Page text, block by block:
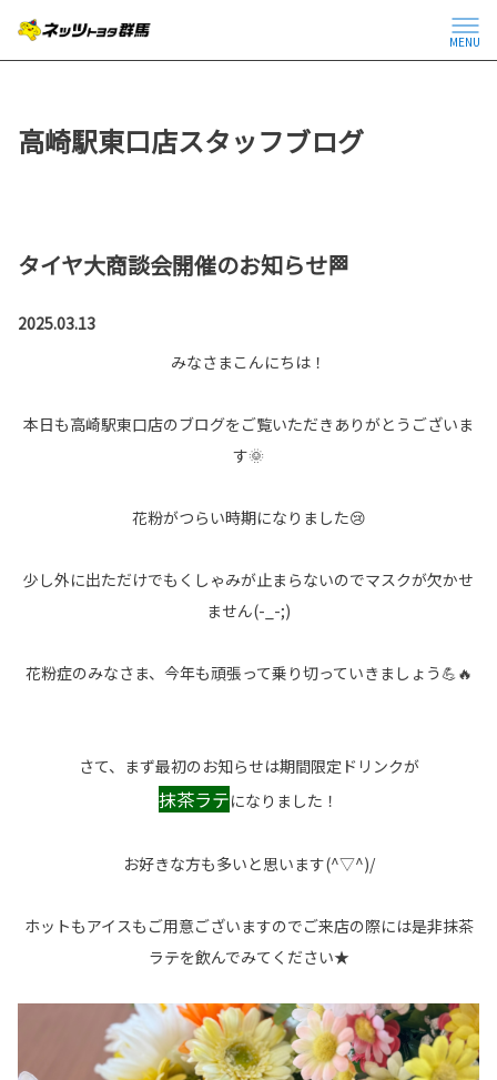
MENU
高崎駅東口店スタッフブログ
タイヤ大商談会開催のお知らせ🏁
2025.03.13
みなさまこんにちは！
本日も高崎駅東口店のブログをご覧いただきありがとうございま
す🌞
花粉がつらい時期になりました😢
少し外に出ただけでもくしゃみが止まらないのでマスクが欠かせ
ません(-_-;)
花粉症のみなさま、今年も頑張って乗り切っていきましょう💪🔥
さて、まず最初のお知らせは期間限定ドリンクが
抹茶ラテになりました！
お好きな方も多いと思います(^▽^)/
ホットもアイスもご用意ございますのでご来店の際には是非抹茶
ラテを飲んでみてください★